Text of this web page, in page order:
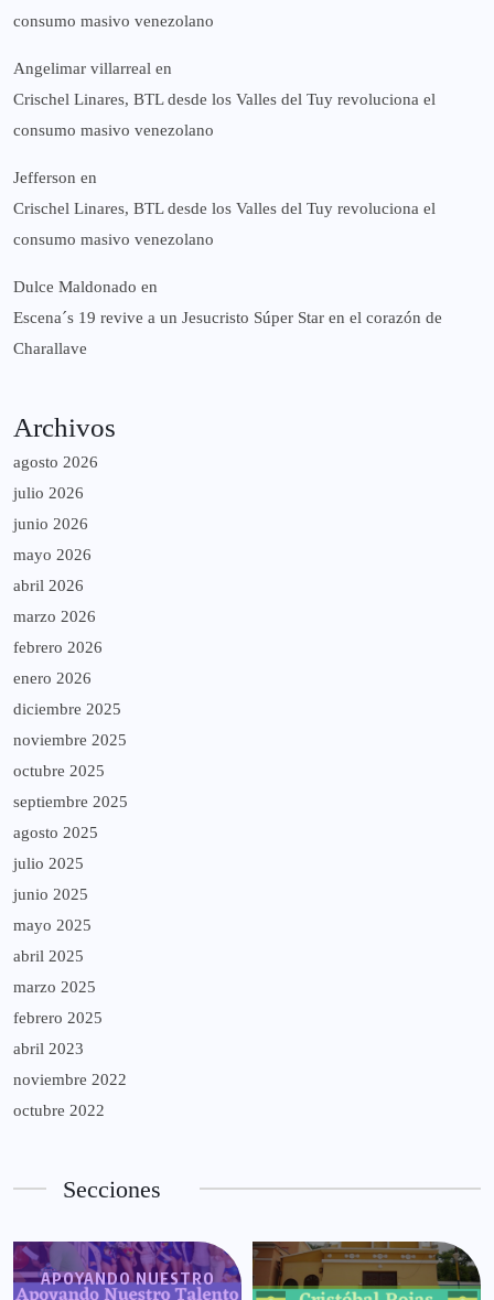
consumo masivo venezolano
Angelimar villarreal en
Crischel Linares, BTL desde los Valles del Tuy revoluciona el
consumo masivo venezolano
Jefferson en
Crischel Linares, BTL desde los Valles del Tuy revoluciona el
consumo masivo venezolano
Dulce Maldonado en
Escena´s 19 revive a un Jesucristo Súper Star en el corazón de
Charallave
Archivos
agosto 2026
julio 2026
junio 2026
mayo 2026
abril 2026
marzo 2026
febrero 2026
enero 2026
diciembre 2025
noviembre 2025
octubre 2025
septiembre 2025
agosto 2025
julio 2025
junio 2025
mayo 2025
abril 2025
marzo 2025
febrero 2025
abril 2023
noviembre 2022
octubre 2022
Secciones
APOYANDO NUESTRO